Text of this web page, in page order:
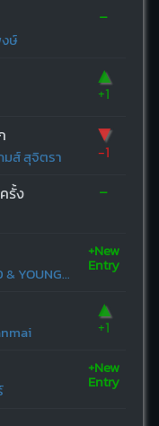
ษ์
-
▲
+1
มส์ สุจิตรา
▼
-1
รั้ง -
Gavin D ft.FIIXD & YOUNGOHM
+New
Entry
▲
+1
+New
Entry